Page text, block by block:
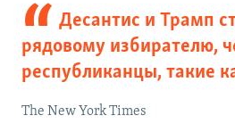
Десантис и Трамп
рядовому избирателю,
республиканцы, такие
The New York Times